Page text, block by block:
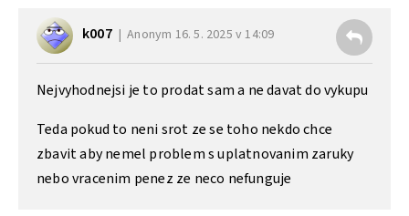
k007 Anonym 16. 5. 2025 v 14:09
Nejvyhodnejsi je to prodat sam a ne davat do vykupu
Teda pokud to neni srot ze se toho nekdo chce
zbavit aby nemel problem s uplatnovanim zaruky
nebo vracenim penez ze neco nefunguje